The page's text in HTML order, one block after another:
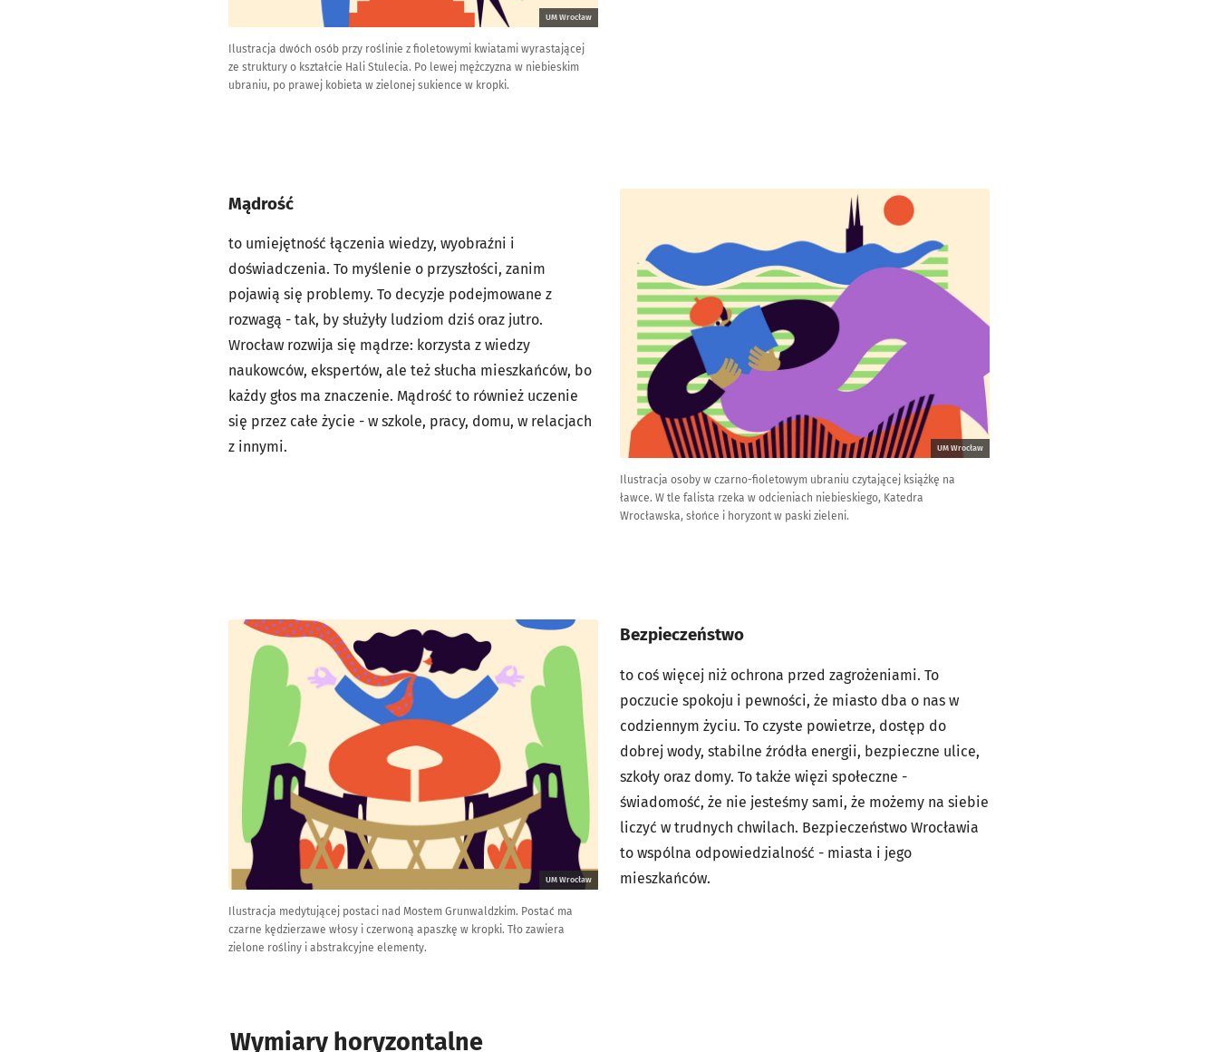
UM Wrocław
Ilustracja dwóch osób przy roślinie z fioletowymi kwiatami wyrastającej
ze struktury o kształcie Hali Stulecia. Po lewej mężczyzna w niebieskim
ubraniu, po prawej kobieta w zielonej sukience w kropki.
UM Wrocław
Ilustracja osoby w czarno-fioletowym ubraniu czytającej książkę na
ławce. W tle falista rzeka w odcieniach niebieskiego, Katedra
Wrocławska, słońce i horyzont w paski zieleni.
Mądrość
to umiejętność łączenia wiedzy, wyobraźni i
doświadczenia. To myślenie o przyszłości, zanim
pojawią się problemy. To decyzje podejmowane z
rozwagą - tak, by służyły ludziom dziś oraz jutro.
Wrocław rozwija się mądrze: korzysta z wiedzy
naukowców, ekspertów, ale też słucha mieszkańców, bo
każdy głos ma znaczenie. Mądrość to również uczenie
się przez całe życie - w szkole, pracy, domu, w relacjach
z innymi.
Kliknij, aby powiększyć
UM Wrocław
Ilustracja medytującej postaci nad Mostem Grunwaldzkim. Postać ma
czarne kędzierzawe włosy i czerwoną apaszkę w kropki. Tło zawiera
zielone rośliny i abstrakcyjne elementy.
Bezpieczeństwo
to coś więcej niż ochrona przed zagrożeniami. To
poczucie spokoju i pewności, że miasto dba o nas w
codziennym życiu. To czyste powietrze, dostęp do
dobrej wody, stabilne źródła energii, bezpieczne ulice,
szkoły oraz domy. To także więzi społeczne -
świadomość, że nie jesteśmy sami, że możemy na siebie
liczyć w trudnych chwilach. Bezpieczeństwo Wrocławia
to wspólna odpowiedzialność - miasta i jego
mieszkańców.
Wymiary horyzontalne